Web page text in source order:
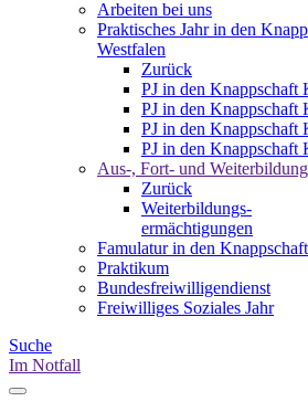
Arbeiten bei uns
Praktisches Jahr in den
Westfalen
Zurück
PJ in den
PJ in den Knappschaft
PJ in den Knappschaft
PJ in den
Aus-, Fort- und Weiterbildung
Zurück
Weiterbildungs-
ermächtigungen
Famulatur in den
Praktikum
Bundesfreiwilligendienst
Freiwilliges Soziales Jahr
Suche
Im Notfall